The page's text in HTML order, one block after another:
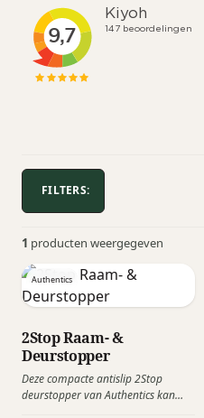
FILTERS:
1 producten weergegeven
Authentics
2Stop Raam- &
Deurstopper
Deze compacte antislip 2Stop
deurstopper van Authentics kan